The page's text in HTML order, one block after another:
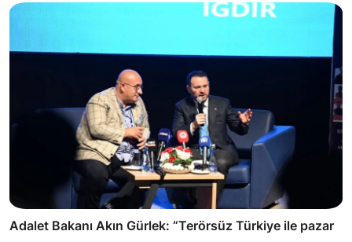
Adalet Bakanı Akın Gürlek: “Terörsüz Türkiye ile pazar